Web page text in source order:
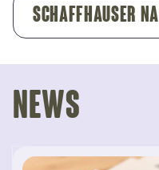
Schaffhauser
News